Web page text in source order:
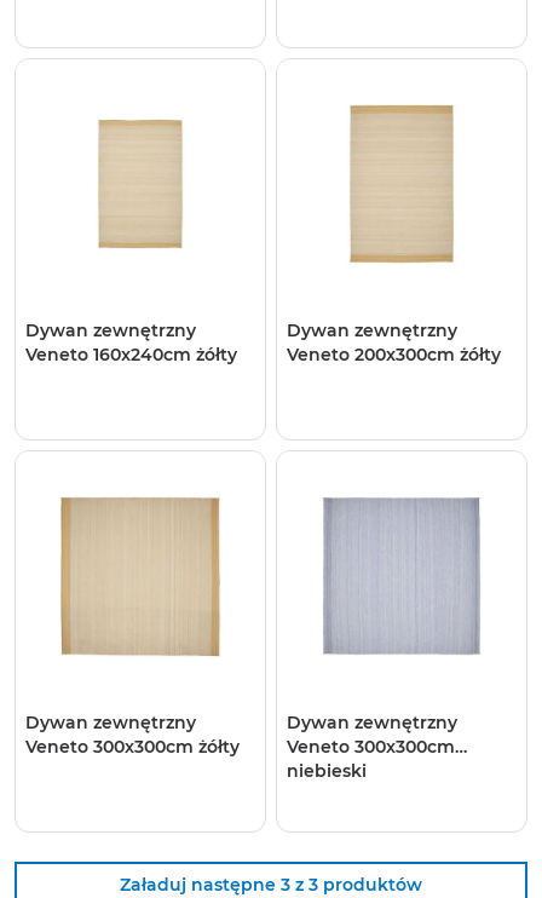
Dywan zewnętrzny
Veneto 160x240cm żółty
Dywan zewnętrzny
Veneto 200x300cm żółty
Dywan zewnętrzny
Veneto 300x300cm żółty
Dywan zewnętrzny
Veneto 300x300cm
niebieski
Załaduj następne 3 z 3 produktów